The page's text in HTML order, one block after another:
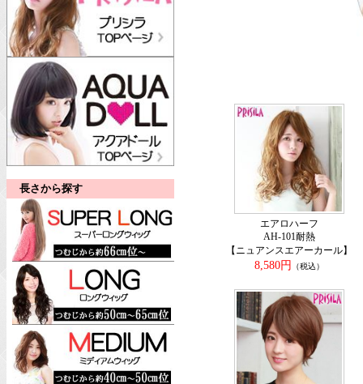
長さから探す
エアロハーフ
AH-101耐熱
【ニュアンスエアーカール】
8,580円
（税込）